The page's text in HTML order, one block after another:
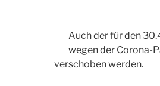
Auch der für den
wegen der Corona-
verschoben werden.